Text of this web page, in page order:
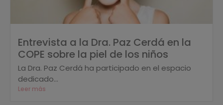
Entrevista a la Dra. Paz Cerdá en la
COPE sobre la piel de los niños
La Dra. Paz Cerdá ha participado en el espacio
dedicado...
Leer más